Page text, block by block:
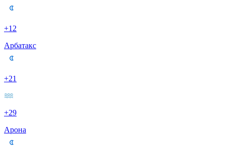
+12
Арбатакс
+21
+29
Арона